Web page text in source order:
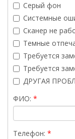
Серый фон
Системные
Сканер не
Темные
Требуется
Требуется
ДРУГАЯ
ФИО:
Телефон: